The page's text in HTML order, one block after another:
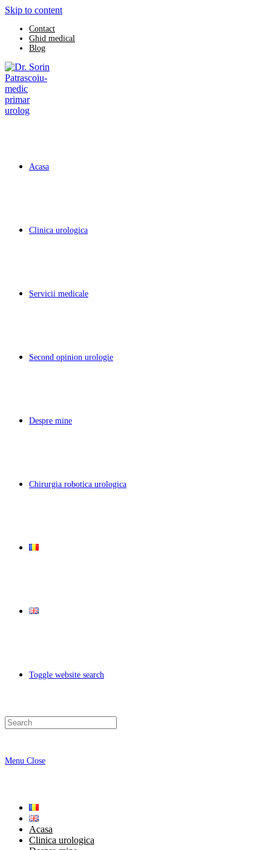
Skip to content
Contact
Ghid medical
Blog
Acasa
Clinica urologica
Servicii medicale
Second opinion urologie
Despre mine
Chirurgia robotica urologica
Toggle website search
Menu Close
Acasa
Clinica urologica